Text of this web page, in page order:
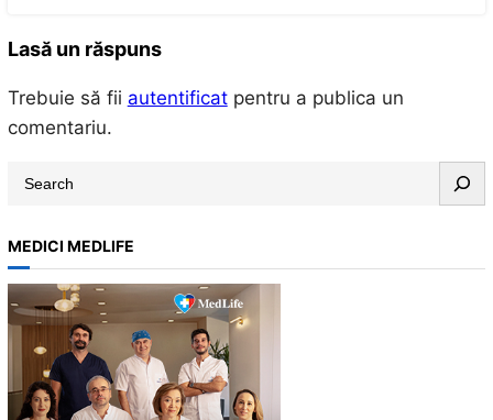
Lasă un răspuns
Trebuie să fii autentificatpentru a publica un
comentariu.
r
c
h
MEDICI MEDLIFE